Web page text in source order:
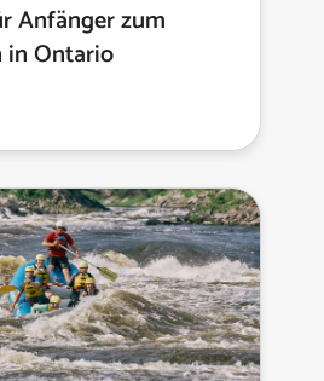
Anfänger zum
in Ontario